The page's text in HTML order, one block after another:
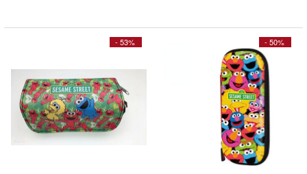
- 53% - 50%